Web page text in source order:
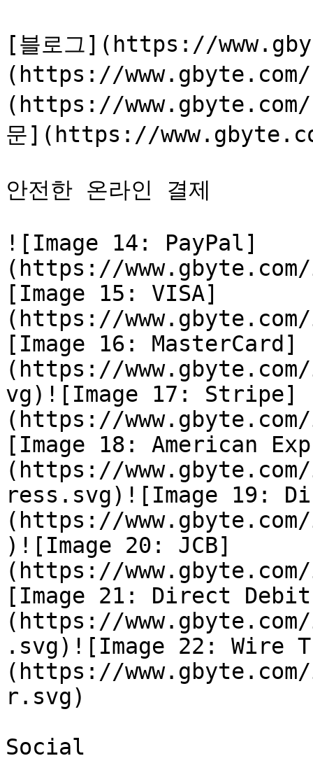
[블로그](https://
(https://
(https://
문](https://
안전한 온라인 결제
![Image 14: PayPal]
(https://
[Image 15: VISA]
(https://
[Image 16: MasterCard]
(https://
vg)![Image 17: Stripe]
(https://
[Image 18: American
(https://www.gbyte.com/
ress.svg)![Image 19:
(https://
)![Image 20: JCB]
(https://
[Image 21: Direct
(https://
.svg)![Image 22: Wire
(https://
r.svg)
Social